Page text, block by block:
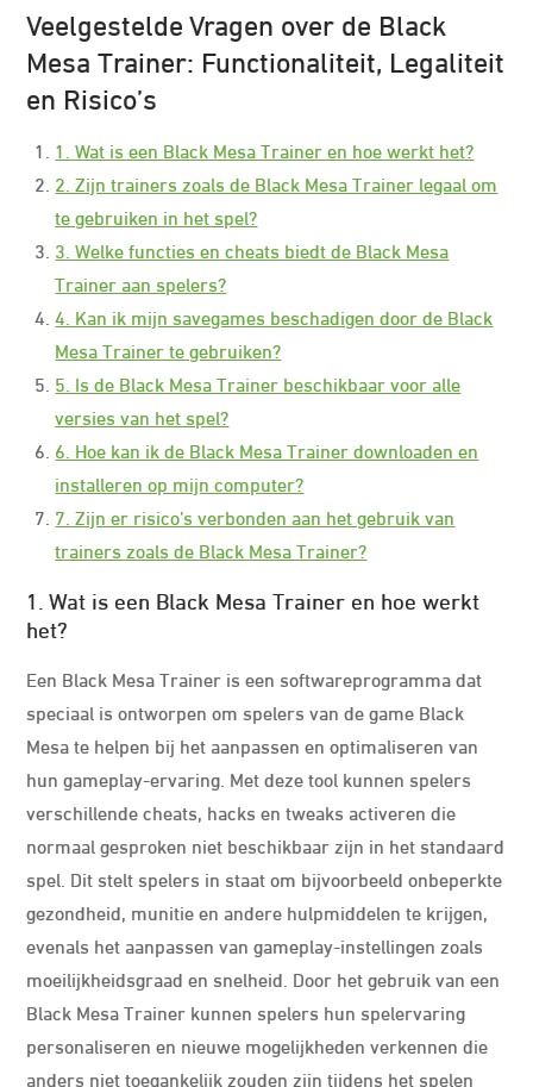
Veelgestelde Vragen over de Black
Mesa Trainer: Functionaliteit, Legaliteit
en Risico’s
1. Wat is een Black Mesa Trainer en hoe werkt het?
2. Zijn trainers zoals de Black Mesa Trainer legaal om
te gebruiken in het spel?
3. Welke functies en cheats biedt de Black Mesa
Trainer aan spelers?
4. Kan ik mijn savegames beschadigen door de Black
Mesa Trainer te gebruiken?
5. Is de Black Mesa Trainer beschikbaar voor alle
versies van het spel?
6. Hoe kan ik de Black Mesa Trainer downloaden en
installeren op mijn computer?
7. Zijn er risico’s verbonden aan het gebruik van
trainers zoals de Black Mesa Trainer?
1. Wat is een Black Mesa Trainer en hoe werkt
het?
Een Black Mesa Trainer is een softwareprogramma dat
speciaal is ontworpen om spelers van de game Black
Mesa te helpen bij het aanpassen en optimaliseren van
hun gameplay-ervaring. Met deze tool kunnen spelers
verschillende cheats, hacks en tweaks activeren die
normaal gesproken niet beschikbaar zijn in het standaard
spel. Dit stelt spelers in staat om bijvoorbeeld onbeperkte
gezondheid, munitie en andere hulpmiddelen te krijgen,
evenals het aanpassen van gameplay-instellingen zoals
moeilijkheidsgraad en snelheid. Door het gebruik van een
Black Mesa Trainer kunnen spelers hun spelervaring
personaliseren en nieuwe mogelijkheden verkennen die
anders niet toegankelijk zouden zijn tijdens het spelen